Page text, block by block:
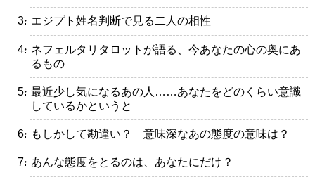
・エジプト姓名判断で見る二人の相性
・ネフェルタリタロットが語る、今あなたの心の奥にあ
るもの
・最近少し気になるあの人……あなたをどのくらい意識
しているかというと
・もしかして勘違い？ 意味深なあの態度の意味は？
・あんな態度をとるのは、あなたにだけ？